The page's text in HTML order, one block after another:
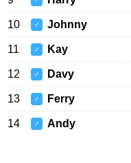
10 ♂ Johnny
11 ♂ Kay
12 ♂ Davy
13 ♂ Ferry
14 ♂ Andy